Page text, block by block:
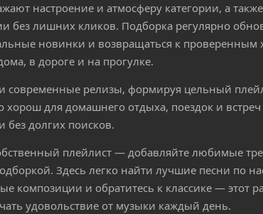
настроение и атмосферу категории, а
лишних кликов. Подборка регулярно
новинки и возвращаться к проверенным
в дороге и на прогулке.
современные релизы, формируя цельный
хорош для домашнего отдыха, поездок и
без долгих поисков.
плейлист — добавляйте любимые
Здесь легко найти лучшие песни по
композиции и обратитесь к классике — этот
удовольствие от музыки каждый день.